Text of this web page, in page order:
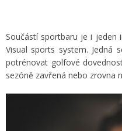
Součástí sportbaru je i jeden
Visual sports system. Jedná
potrénovat golfové
sezóně zavřená nebo zrovna